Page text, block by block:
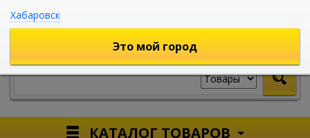
КАТАЛОГ ТОВАРОВ
Хабаровск
Это мой город